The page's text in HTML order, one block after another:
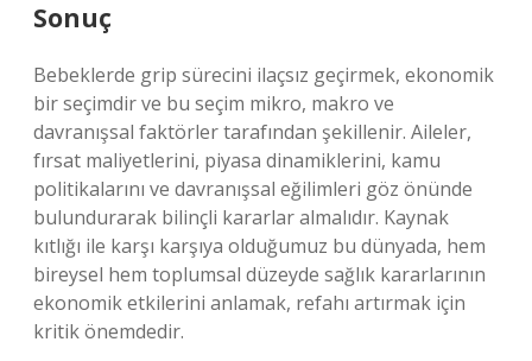
Sonuç
Bebeklerde grip sürecini ilaçsız geçirmek, ekonomik
bir seçimdir ve bu seçim mikro, makro ve
davranışsal faktörler tarafından şekillenir. Aileler,
fırsat maliyetlerini, piyasa dinamiklerini, kamu
politikalarını ve davranışsal eğilimleri göz önünde
bulundurarak bilinçli kararlar almalıdır. Kaynak
kıtlığı ile karşı karşıya olduğumuz bu dünyada, hem
bireysel hem toplumsal düzeyde sağlık kararlarının
ekonomik etkilerini anlamak, refahı artırmak için
kritik önemdedir.